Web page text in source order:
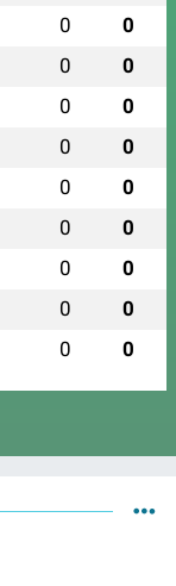
0 0
0 0
0 0
0 0
0 0
0 0
0 0
0 0
0 0